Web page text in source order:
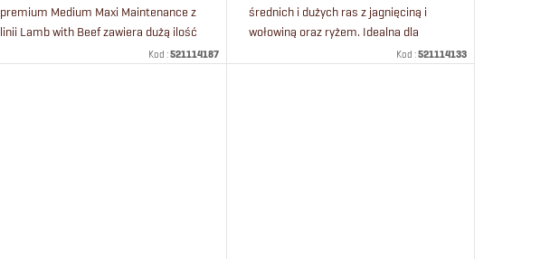
premium Medium Maxi Maintenance z
linii Lamb with Beef zawiera dużą ilość
świeżego mięsa jagnięcego. Receptura
Kod :521114187
średnich i dużych ras z jagnięciną i
wołowiną oraz ryżem. Idealna dla
Kod :521114133